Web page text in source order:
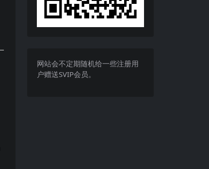
网站会不定期随机给一些注册用
户赠送SVIP会员。